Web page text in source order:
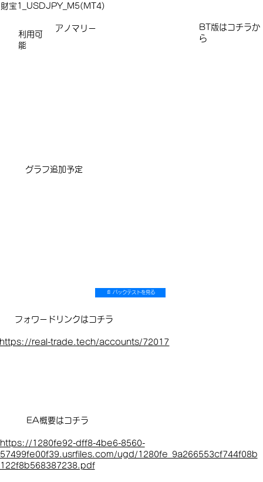
フォワードリンクはコチラ
https://real-trade.tech/accounts/72017
アノマリー
EA概要はコチラ
https://1280fe92-dff8-4be6-8560-
57499fe00f39.usrfiles.com/ugd/1280fe_9a266553cf744f08b
122f8b568387238.pdf
​​​BT版はコチラか
ら
利用可
能
📄 バックテストを見る
財宝1_USDJPY_M5(MT4)
​グラフ追加予定